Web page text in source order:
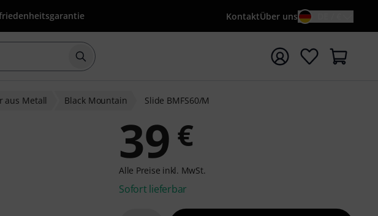
KontaktÜber uns
Suche mit Suchwort {searchTerm} starten
aus Metall Black Mountain Slide BMFS60/M
39 €
Alle Preise inkl. MwSt.
Sofort lieferbar